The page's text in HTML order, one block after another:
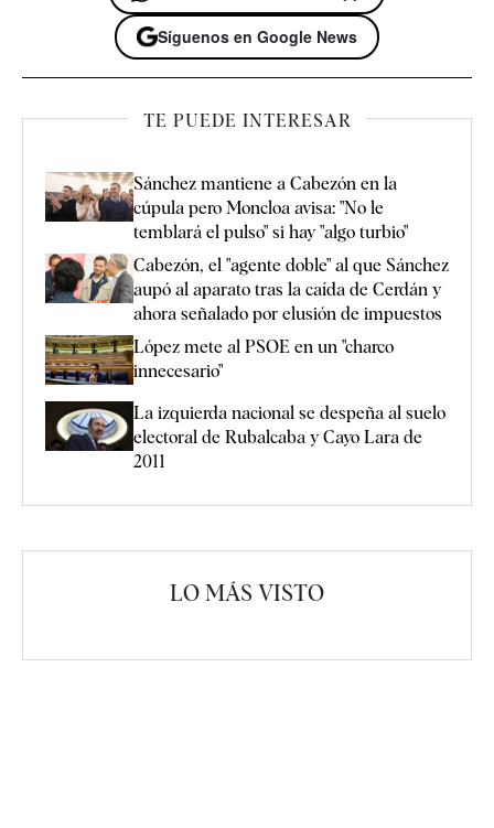
Síguenos en Google News
TE PUEDE INTERESAR
Sánchez mantiene a Cabezón en la
cúpula pero Moncloa avisa: "No le
temblará el pulso" si hay "algo turbio"
Cabezón, el "agente doble" al que Sánchez
aupó al aparato tras la caída de Cerdán y
ahora señalado por elusión de impuestos
López mete al PSOE en un "charco
innecesario"
La izquierda nacional se despeña al suelo
electoral de Rubalcaba y Cayo Lara de
2011
LO MÁS VISTO